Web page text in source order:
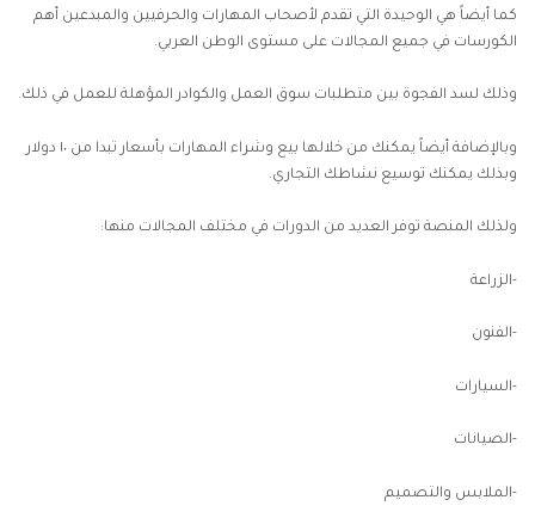
كما أيضاً هي الوحيدة التي تقدم لأصحاب المهارات والحرفيين والمبدعين أهم
الكورسات في جميع المجالات على مستوى الوطن العربي.
وذلك لسد الفجوة بين متطلبات سوق العمل والكوادر المؤهلة للعمل في ذلك.
وبالإضافة أيضاً يمكنك من خلالها بيع وشراء المهارات بأسعار تبدا من ١٠ دولار
وبذلك يمكنك توسيع نشاطك التجاري.
ولذلك المنصة توفر العديد من الدورات في مختلف المجالات منها:
-الزراعة
-الفنون
-السيارات
-الصيانات
-الملابس والتصميم